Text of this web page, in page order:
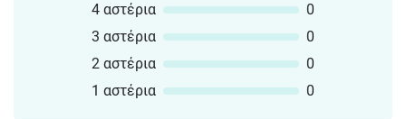
4 αστέρια
0
3 αστέρια
0
2 αστέρια
0
1 αστέρια
0